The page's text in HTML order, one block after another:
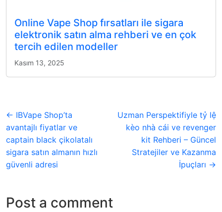
Online Vape Shop fırsatları ile sigara
elektronik satın alma rehberi ve en çok
tercih edilen modeller
Kasım 13, 2025
← IBVape Shop’ta
avantajlı fiyatlar ve
captain black çikolatalı
sigara satın almanın hızlı
güvenli adresi
Uzman Perspektifiyle tỷ lệ
kèo nhà cái ve revenger
kit Rehberi – Güncel
Stratejiler ve Kazanma
İpuçları →
Post a comment